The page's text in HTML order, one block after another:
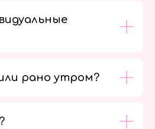
рано утром?